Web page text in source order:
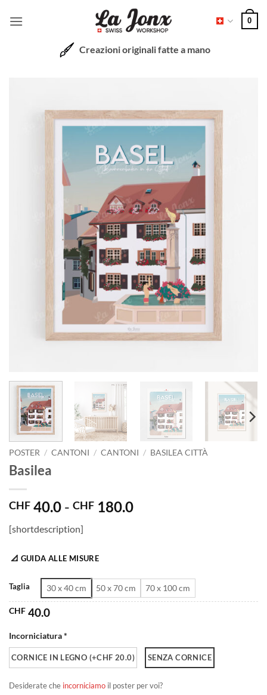
0
Creazioni originali fatte a mano
POSTER / CANTONI / CANTONI / BASILEA CITTÀ
Basilea
CHF 40.0 - CHF 180.0Fascia
a
CHF 180.0
[shortdescription]
📐 GUIDA ALLE MISURE
Taglia 30 x 40 cm 50 x 70 cm 70 x 100 cm
CHF 40.0
Incorniciatura *
CORNICE IN LEGNO (+CHF 20.0) SENZA CORNICE
Desiderate che incorniciamo il poster per voi?